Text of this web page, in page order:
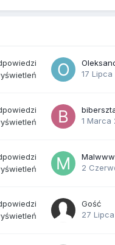
17 Lipca
1 Marca
2
Gość
27